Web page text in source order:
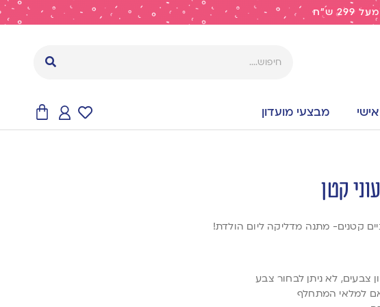
מבצעי מועדון
קטן
קטנים- מתנה מדליקה ליום הולדת!
צבעים, לא ניתן לבחור צבע
למלאי המתחלף